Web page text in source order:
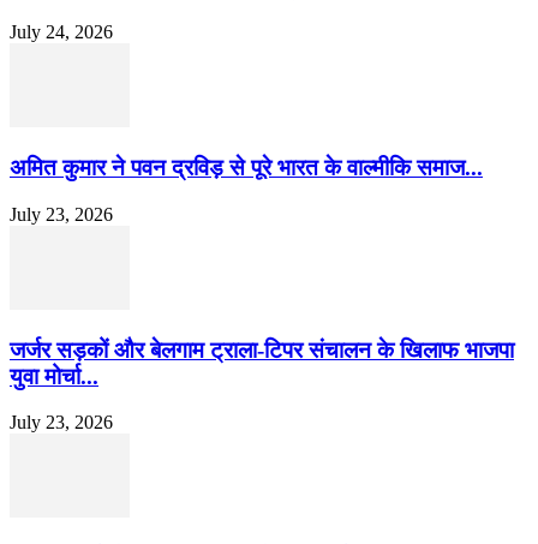
July 24, 2026
अमित कुमार ने पवन द्रविड़ से पूरे भारत के वाल्मीकि समाज...
July 23, 2026
जर्जर सड़कों और बेलगाम ट्राला-टिपर संचालन के खिलाफ भाजपा
युवा मोर्चा...
July 23, 2026